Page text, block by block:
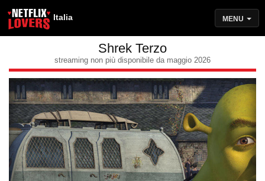
Italia MENU
Shrek Terzo
streaming non più disponibile da maggio 2026